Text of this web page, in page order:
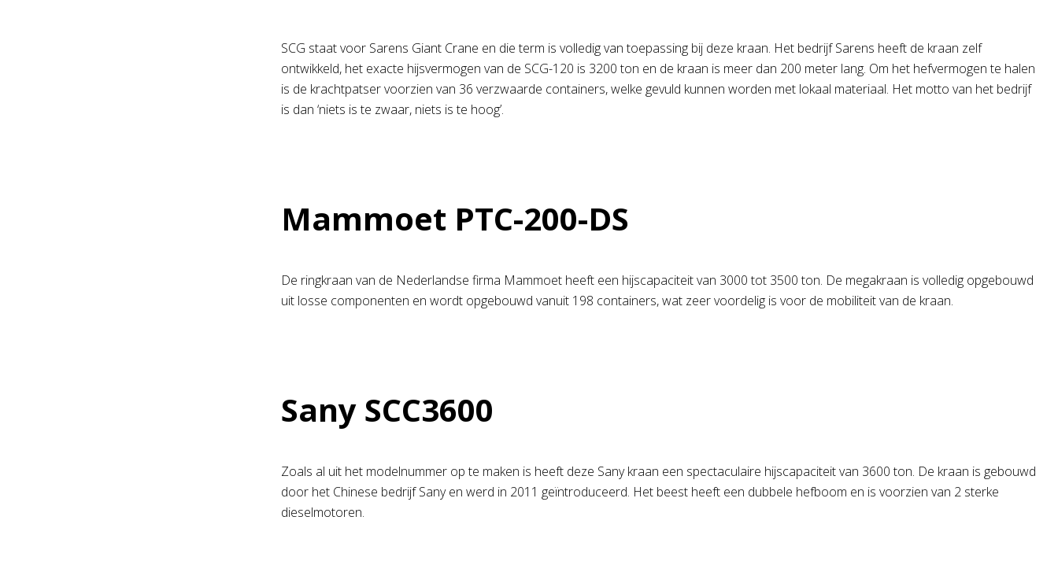
SCG staat voor Sarens Giant Crane en die term is volledig van toepassing bij deze kraan. Het bedrijf Sarens heeft de kraan zelf
ontwikkeld, het exacte hijsvermogen van de SCG-120 is 3200 ton en de kraan is meer dan 200 meter lang. Om het hefvermogen te halen
is de krachtpatser voorzien van 36 verzwaarde containers, welke gevuld kunnen worden met lokaal materiaal. Het motto van het bedrijf
is dan ‘niets is te zwaar, niets is te hoog’.
Mammoet PTC-200-DS
De ringkraan van de Nederlandse firma Mammoet heeft een hijscapaciteit van 3000 tot 3500 ton. De megakraan is volledig opgebouwd
uit losse componenten en wordt opgebouwd vanuit 198 containers, wat zeer voordelig is voor de mobiliteit van de kraan.
Sany SCC3600
Zoals al uit het modelnummer op te maken is heeft deze Sany kraan een spectaculaire hijscapaciteit van 3600 ton. De kraan is gebouwd
door het Chinese bedrijf Sany en werd in 2011 geïntroduceerd. Het beest heeft een dubbele hefboom en is voorzien van 2 sterke
dieselmotoren.